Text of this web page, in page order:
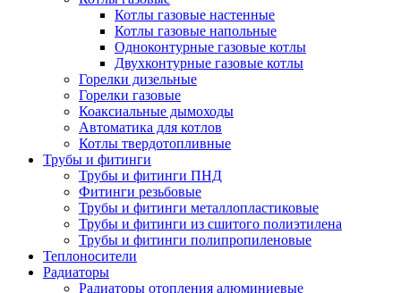
Котлы газовые настенные
Котлы газовые напольные
Одноконтурные газовые котлы
Двухконтурные газовые котлы
Горелки дизельные
Горелки газовые
Коаксиальные дымоходы
Автоматика для котлов
Котлы твердотопливные
Трубы и фитинги
Трубы и фитинги ПНД
Фитинги резьбовые
Трубы и фитинги металлопластиковые
Трубы и фитинги из сшитого полиэтилена
Трубы и фитинги полипропиленовые
Теплоносители
Радиаторы
Радиаторы отопления алюминиевые